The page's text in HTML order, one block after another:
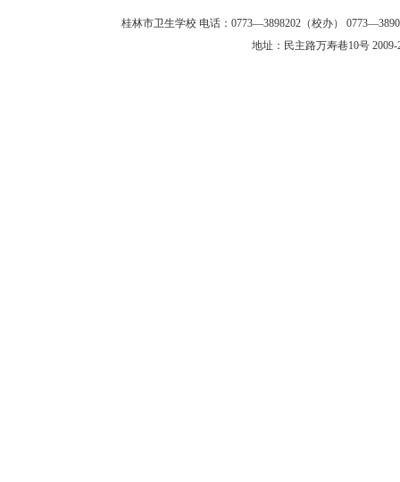
桂林市卫生学校 电话：0773—3898202（校办）
地址：民主路万寿巷10号 2009-